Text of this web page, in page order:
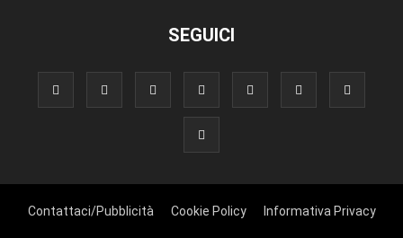
SEGUICI
Contattaci/Pubblicità Cookie Policy Informativa Privacy